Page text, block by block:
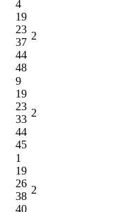
4
19
23
37
44
48
2
9
19
23
33
44
45
2
1
19
26
38
40
2